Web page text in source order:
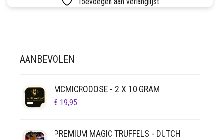
LUCHTDICHT
VETVRIJ PAPIER
FILTERS
AANBEVOLEN
MCMICRODOSE - 2 X 10 GRAM
€ 19,95
PREMIUM MAGIC TRUFFELS - DUTCH